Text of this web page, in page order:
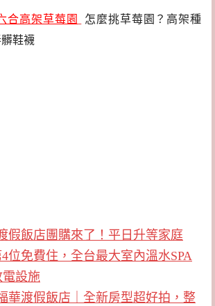
合高架草莓園
怎麼挑草莓園？高架種
鞋襪
假飯店團購來了！平日升等家庭
位免費住，全台最大室內溫水SPA
電設施
華渡假飯店｜全新房型超好拍，整